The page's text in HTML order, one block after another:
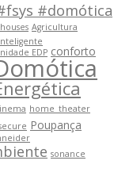
#domótica
Agricultura
EDP conforto
home_theater
Poupança
sonance